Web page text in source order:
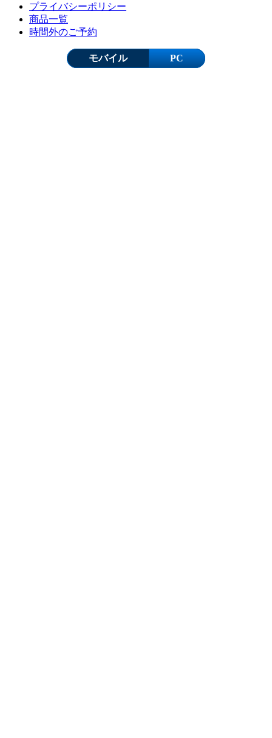
プライバシーポリシー
商品一覧
時間外のご予約
モバイル PC